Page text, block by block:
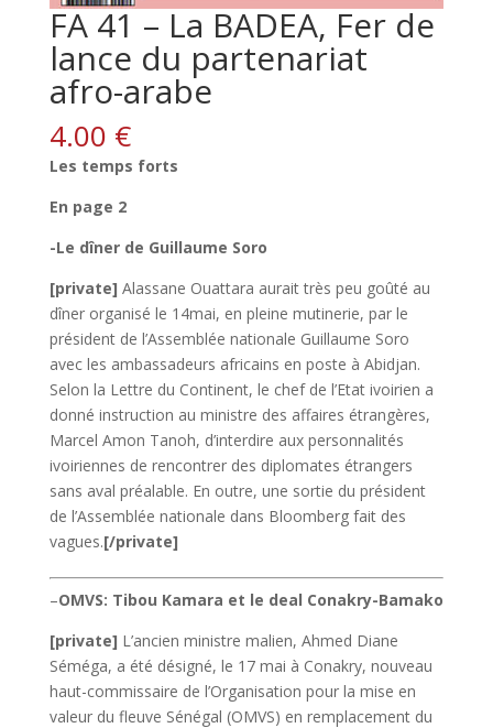
FA 41 – La BADEA, Fer de
lance du partenariat
afro-arabe
4.00 €
Les temps forts
En page 2
-Le dîner de Guillaume Soro
[private] Alassane Ouattara aurait très peu goûté au
dîner organisé le 14mai, en pleine mutinerie, par le
président de l’Assemblée nationale Guillaume Soro
avec les ambassadeurs africains en poste à Abidjan.
Selon la Lettre du Continent, le chef de l’Etat ivoirien a
donné instruction au ministre des affaires étrangères,
Marcel Amon Tanoh, d’interdire aux personnalités
ivoiriennes de rencontrer des diplomates étrangers
sans aval préalable. En outre, une sortie du président
de l’Assemblée nationale dans Bloomberg fait des
vagues.[/private]
–OMVS: Tibou Kamara et le deal Conakry-Bamako
[private] L’ancien ministre malien, Ahmed Diane
Séméga, a été désigné, le 17 mai à Conakry, nouveau
haut-commissaire de l’Organisation pour la mise en
valeur du fleuve Sénégal (OMVS) en remplacement du